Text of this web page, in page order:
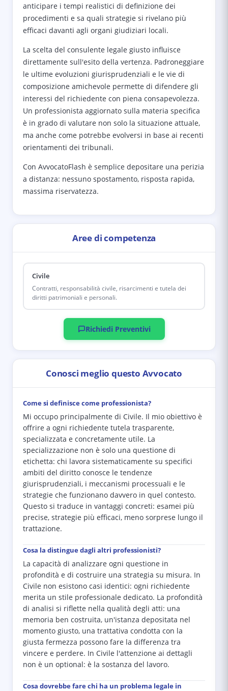
anticipare i tempi realistici di definizione dei
procedimenti e sa quali strategie si rivelano più
efficaci davanti agli organi giudiziari locali.
La scelta del consulente legale giusto influisce
direttamente sull'esito della vertenza. Padroneggiare
le ultime evoluzioni giurisprudenziali e le vie di
composizione amichevole permette di difendere gli
interessi del richiedente con piena consapevolezza.
Un professionista aggiornato sulla materia specifica
è in grado di valutare non solo la situazione attuale,
ma anche come potrebbe evolversi in base ai recenti
orientamenti dei tribunali.
Con AvvocatoFlash è semplice depositare una perizia
a distanza: nessuno spostamento, risposta rapida,
massima riservatezza.
Aree di competenza
Civile
Contratti, responsabilità civile, risarcimenti e tutela dei
diritti patrimoniali e personali.
Richiedi Preventivi
Conosci meglio questo Avvocato
Come si definisce come professionista?
Mi occupo principalmente di Civile. Il mio obiettivo è
offrire a ogni richiedente tutela trasparente,
specializzata e concretamente utile. La
specializzazione non è solo una questione di
etichetta: chi lavora sistematicamente su specifici
ambiti del diritto conosce le tendenze
giurisprudenziali, i meccanismi processuali e le
strategie che funzionano davvero in quel contesto.
Questo si traduce in vantaggi concreti: esamei più
precise, strategie più efficaci, meno sorprese lungo il
trattazione.
Cosa la distingue dagli altri professionisti?
La capacità di analizzare ogni questione in
profondità e di costruire una strategia su misura. In
Civile non esistono casi identici: ogni richiedente
merita un stile professionale dedicato. La profondità
di analisi si riflette nella qualità degli atti: una
memoria ben costruita, un'istanza depositata nel
momento giusto, una trattativa condotta con la
giusta fermezza possono fare la differenza tra
vincere e perdere. In Civile l'attenzione ai dettagli
non è un optional: è la sostanza del lavoro.
Cosa dovrebbe fare chi ha un problema legale in